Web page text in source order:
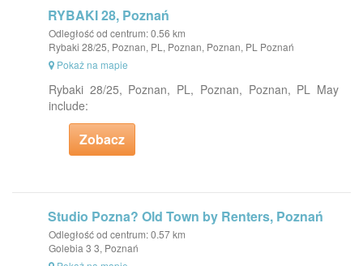
RYBAKI 28, Poznań
Odległość od centrum: 0.56 km
Rybaki 28/25, Poznan, PL, Poznan, Poznan, PL Poznań
Pokaż na mapie
Rybaki 28/25, Poznan, PL, Poznan, Poznan, PL May
include:
Zobacz
Studio Pozna? Old Town by Renters, Poznań
Odległość od centrum: 0.57 km
Golebia 3 3, Poznań